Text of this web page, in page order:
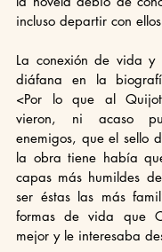
incluso departir con
La conexión de vida y
diáfana en la
<Por lo que al
vieron, ni acaso
enemigos, que el sello
la obra tiene había
capas más humildes
ser éstas las más
formas de vida que
mejor y le interesaba